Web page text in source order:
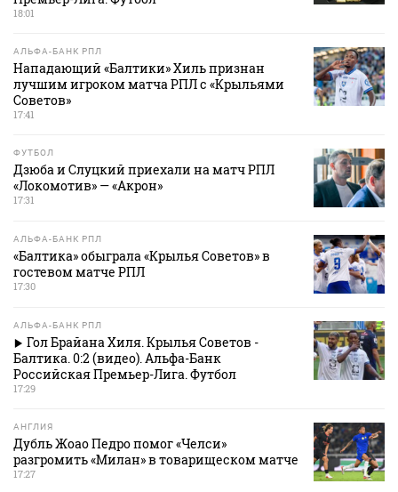
18:01
АЛЬФА-БАНК РПЛ
Нападающий «Балтики» Хиль признан
лучшим игроком матча РПЛ с «Крыльями
Советов»
17:41
ФУТБОЛ
Дзюба и Слуцкий приехали на матч РПЛ
«Локомотив» — «Акрон»
17:31
АЛЬФА-БАНК РПЛ
«Балтика» обыграла «Крылья Советов» в
гостевом матче РПЛ
17:30
АЛЬФА-БАНК РПЛ
Гол Брайана Хиля. Крылья Советов -
Балтика. 0:2 (видео). Альфа-Банк
Российская Премьер-Лига. Футбол
17:29
АНГЛИЯ
Дубль Жоао Педро помог «Челси»
разгромить «Милан» в товарищеском матче
17:27